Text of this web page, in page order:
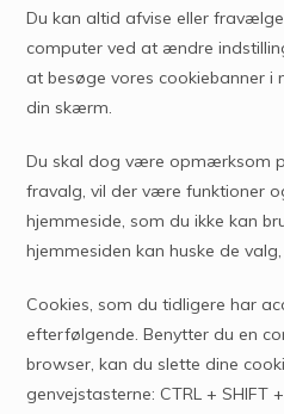
Du kan altid afvise eller
computer ved at ændre
at besøge vores cookiebanner i
din skærm.
Du skal dog være opmærksom
fravalg, vil der være funktioner
hjemmeside, som du ikke kan
hjemmesiden kan huske de
Cookies, som du tidligere har
efterfølgende. Benytter du en
browser, kan du slette dine
genvejstasterne: CTRL + SHIFT